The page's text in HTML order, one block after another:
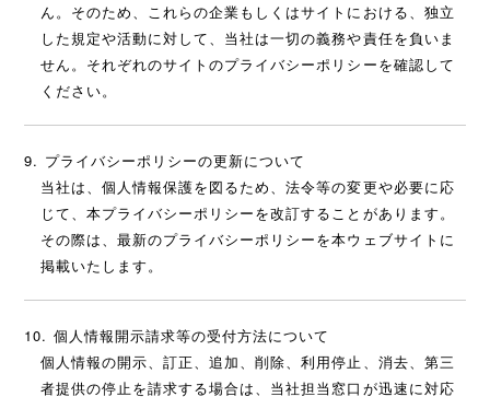
ん。そのため、これらの企業もしくはサイトにおける、独立
した規定や活動に対して、当社は一切の義務や責任を負いま
せん。それぞれのサイトのプライバシーポリシーを確認して
ください。
プライバシーポリシーの更新について
当社は、個人情報保護を図るため、法令等の変更や必要に応
じて、本プライバシーポリシーを改訂することがあります。
その際は、最新のプライバシーポリシーを本ウェブサイトに
掲載いたします。
個人情報開示請求等の受付方法について
個人情報の開示、訂正、追加、削除、利用停止、消去、第三
者提供の停止を請求する場合は、当社担当窓口が迅速に対応